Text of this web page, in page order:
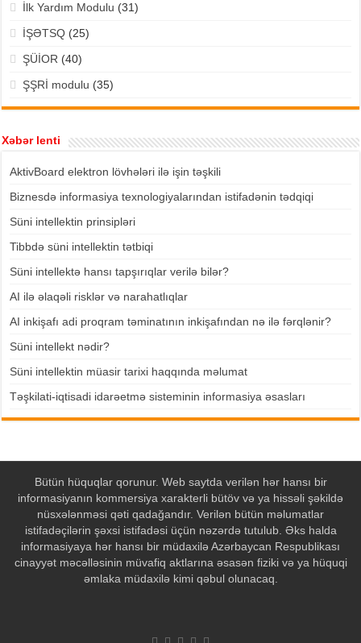
İlk Yardım Modulu (31)
İŞƏTSQ(25)
ŞÜİOR (40)
ŞŞRİ modulu (35)
Xəbər lenti
AktivBoard elektron lövhələri ilə işin təşkili
Biznesdə informasiya texnologiyalarından istifadənin tədqiqi
Süni intellektin prinsipləri
Tibbdə süni intellektin tətbiqi
Süni intellektə hansı tapşırıqlar verilə bilər?
AI ilə əlaqəli risklər və narahatlıqlar
AI inkişafı adi proqram təminatının inkişafından nə ilə fərqlənir?
Süni intellekt nədir?
Süni intellektin müasir tarixi haqqında məlumat
Təşkilati-iqtisadi idarəetmə sisteminin informasiya əsasları
Bütün hüquqlar qorunur. Web saytda verilən hər hansı bir
informasiyanın kommersiya xarakterli bütöv və ya hissəli şəkildə
nüsxələnməsi qəti qadağandır. Verilən bütün məlumatlar
istifadəçilərin şəxsi istifadəsi üçün nəzərdə tutulub. Əks halda
informasiyaya hər hansı bir müdaxilə Azərbaycan Respublikası
cinayyət məcəlləsinin müvafiq aktlarına əsasən fiziki və ya hüquqi
əmlaka müdaxilə kimi qəbul olunacaq.